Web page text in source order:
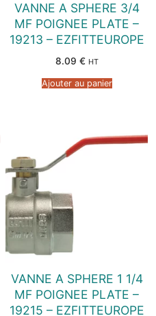
VANNE A SPHERE 3/4
MF POIGNEE PLATE –
19213 – EZFITTEUROPE
8.09 € HT
Ajouter au panier
VANNE A SPHERE 1 1/4
MF POIGNEE PLATE –
19215 – EZFITTEUROPE